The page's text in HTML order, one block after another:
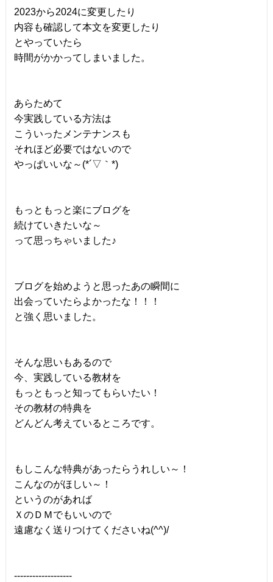
2023から2024に変更したり
内容も確認して本文を変更したり
とやっていたら
時間がかかってしまいました。
あらためて
今実践している方法は
こういったメンテナンスも
それほど必要ではないので
やっぱいいな～(*´▽｀*)
もっともっと楽にブログを
続けていきたいな～
って思っちゃいました♪
ブログを始めようと思ったあの瞬間に
出会っていたらよかったな！！！
と強く思いました。
そんな思いもあるので
今、実践している教材を
もっともっと知ってもらいたい！
その教材の特典を
どんどん考えているところです。
もしこんな特典があったらうれしい～！
こんなのがほしい～！
というのがあれば
ＸのＤＭでもいいので
遠慮なく送りつけてくださいね(^^)/
-------------------